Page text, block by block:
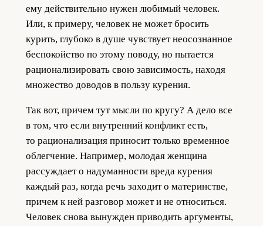
ему действительно нужен любимый человек.
Или, к примеру, человек не может бросить
курить, глубоко в душе чувствует неосознанное
беспокойство по этому поводу, но пытается
рационализировать свою зависимость, находя
множество доводов в пользу курения.
Так вот, причем тут мысли по кругу? А дело все
в том, что если внутренний конфликт есть,
то рационализация приносит только временное
облегчение. Например, молодая женщина
рассуждает о надуманности вреда курения
каждый раз, когда речь заходит о материнстве,
причем к ней разговор может и не относиться.
Человек снова вынужден приводить аргументы,